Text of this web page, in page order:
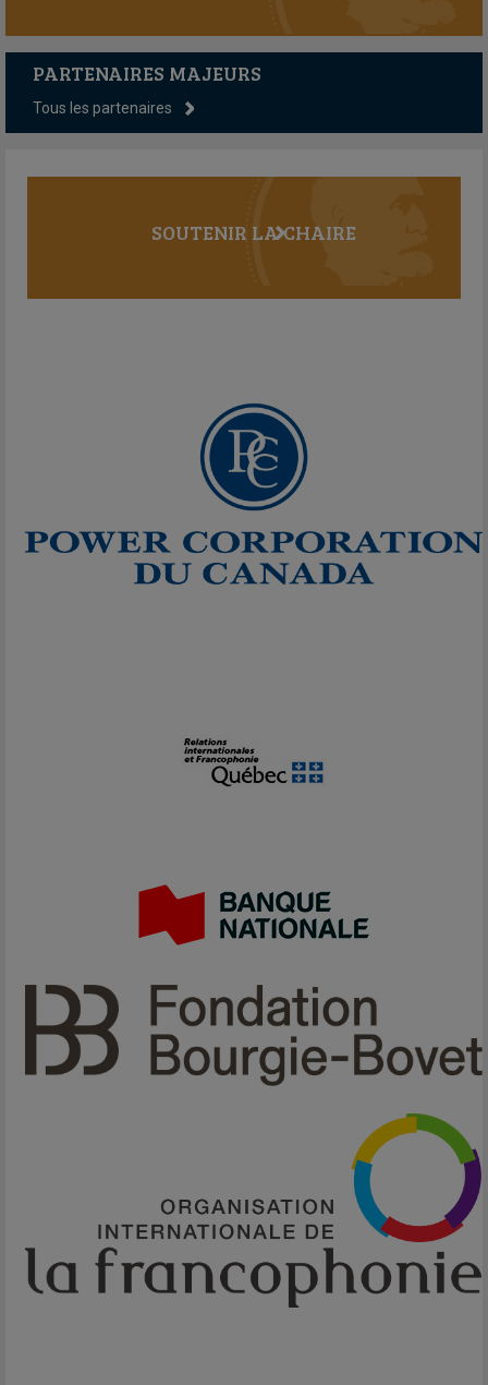
PARTENAIRES MAJEURS
Tous les partenaires
SOUTENIR LA CHAIRE